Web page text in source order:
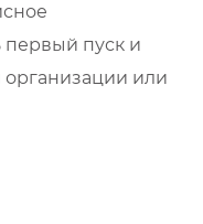
пуск и
или